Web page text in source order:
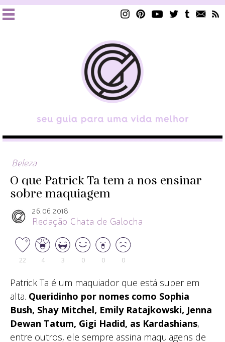
Beleza
O que Patrick Ta tem a nos ensinar
sobre maquiagem
26.06.2018
Redação Chata de Galocha
22 4 3 0 0 0
Patrick Ta é um maquiador que está super em
alta. Queridinho por nomes como Sophia
Bush, Shay Mitchel, Emily Ratajkowski, Jenna
Dewan Tatum, Gigi Hadid, as Kardashians,
entre outros, ele sempre assina maquiagens de